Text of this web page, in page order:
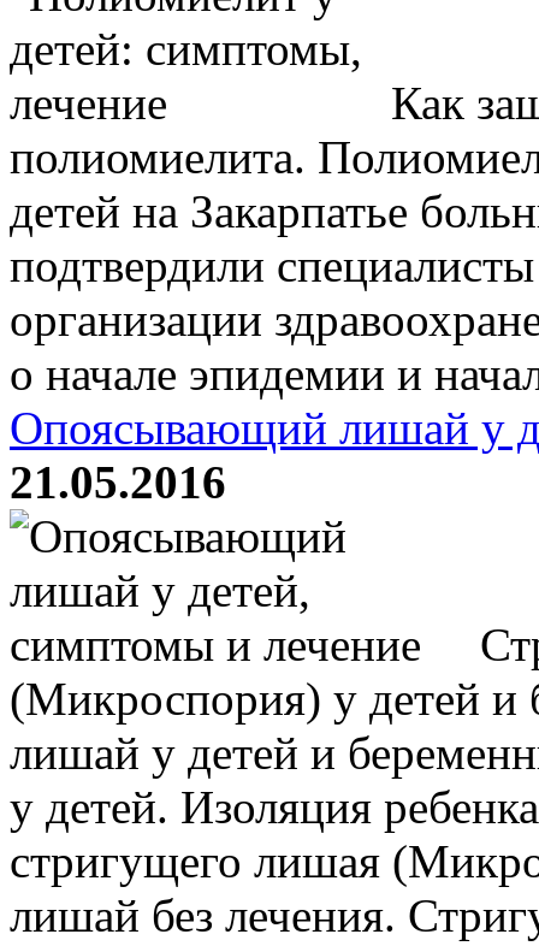
Как
полиомиелита.
детей на Закарпатье
подтвердили
организации
о начале эпидемии и
Опоясывающий лишай у
21.05.2016
(Микроспория) у детей
лишай у детей и
у детей. Изоляция
стригущего лишая
лишай без лечения.